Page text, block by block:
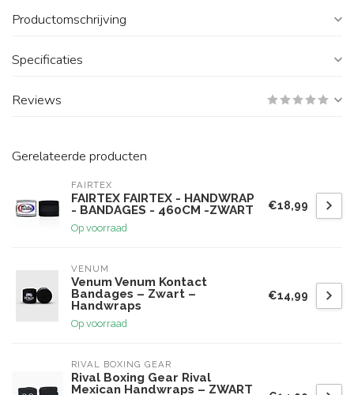
Productomschrijving
Specificaties
Reviews
Gerelateerde producten
FAIRTEX
FAIRTEX FAIRTEX - HANDWRAP
- BANDAGES - 460CM -ZWART
Op voorraad
€18,99
VENUM
Venum Venum Kontact
Bandages – Zwart –
Handwraps
Op voorraad
€14,99
RIVAL BOXING GEAR
Rival Boxing Gear Rival
Mexican Handwraps – ZWART